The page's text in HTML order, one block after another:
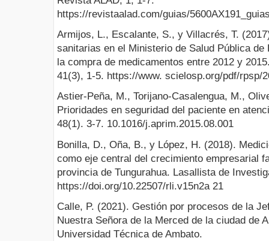
https://revistaalad.com/guias/
Armijos, L., Escalante, S., y Villacrés, T.
sanitarias en el Ministerio de Salud Pública
la compra de medicamentos entre 2012 y
41(3), 1-5. https://www. scielosp.org/pdf/rpsp/
Astier-Peña, M., Torijano-Casalengua, M.,
Prioridades en seguridad del paciente en
48(1). 3-7. 10.1016/j.aprim.2015.08.001
Bonilla, D., Oña, B., y López, H. (2018).
como eje central del crecimiento empresarial
provincia de Tungurahua. Lasallista de
https://doi.org/10.22507/rli.v15n2a 21
Calle, P. (2021). Gestión por procesos de la
Nuestra Señora de la Merced de la ciudad de
Universidad Técnica de Ambato.